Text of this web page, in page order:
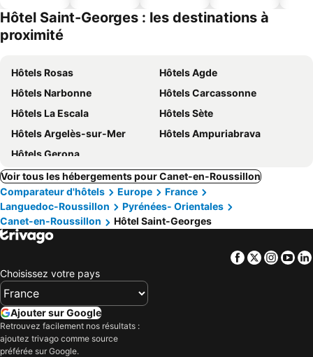
Hôtel Saint-Georges : les destinations à
proximité
Hôtels Rosas
Hôtels Agde
Hôtels Narbonne
Hôtels Carcassonne
Hôtels La Escala
Hôtels Sète
Hôtels Argelès-sur-Mer
Hôtels Ampuriabrava
Hôtels Gerona
Voir tous les hébergements pour Canet-en-Roussillon
Comparateur d'hôtels
Europe
France
Languedoc-Roussillon
Pyrénées- Orientales
Canet-en-Roussillon
Hôtel Saint-Georges
Facebook
Twitter
Choisissez votre pays
Ajouter sur Google
Retrouvez facilement nos résultats :
ajoutez trivago comme source
préférée sur Google.